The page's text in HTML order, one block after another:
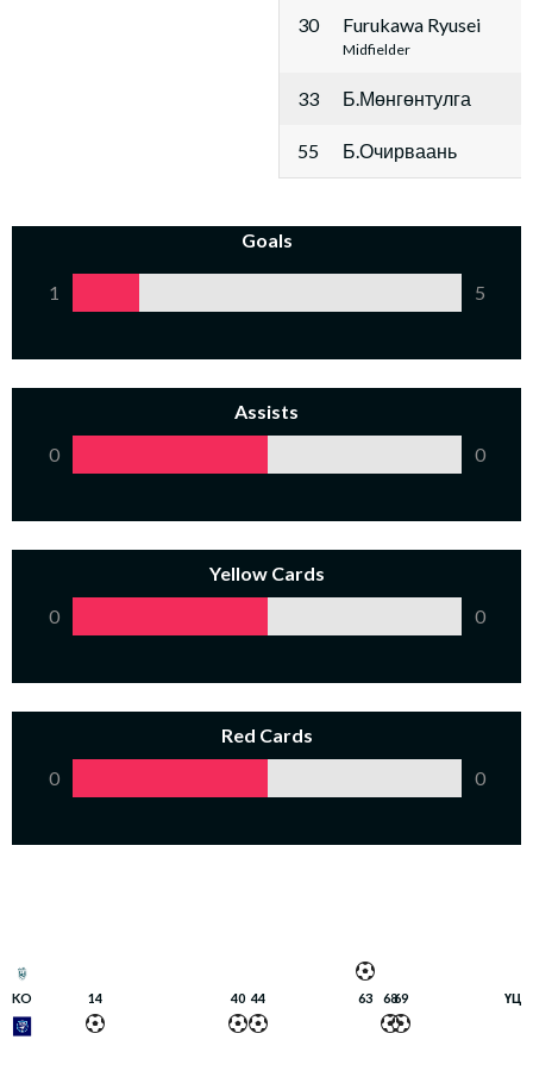
30 Furukawa Ryusei
Midfielder
33 Б.Мөнгөнтулга
55 Б.Очирваань
Goals
1 5
Assists
0
0
Yellow Cards
0
0
Red Cards
0
0
KO 14 40 44 63 6869 ҮЦ